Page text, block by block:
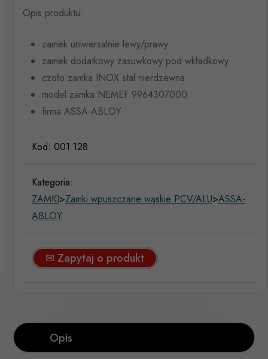
Opis produktu:
zamek uniwersalnie lewy/prawy
zamek dodatkowy zasuwkowy pod wkładkowy
czoło zamka INOX stal nierdzewna
model zamka NEMEF 9964307000
firma ASSA-ABLOY
Kod: 001 128
Kategoria:
ZAMKI>Zamki wpuszczane wąskie PCV/ALU>ASSA-
ABLOY
✉ Zapytaj o produkt
Opis